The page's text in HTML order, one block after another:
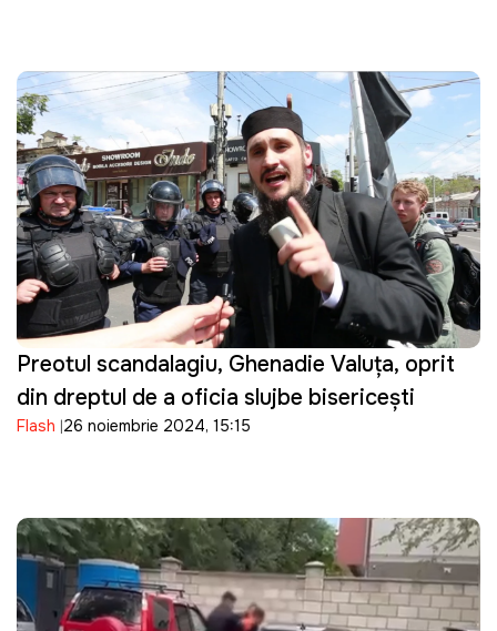
Preotul scandalagiu, Ghenadie Valuța, oprit
din dreptul de a oficia slujbe bisericești
Flash 26 noiembrie 2024, 15:15